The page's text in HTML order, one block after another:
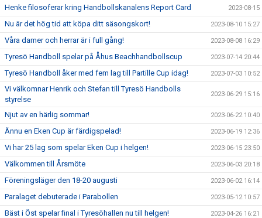
Henke filosoferar kring Handbollskanalens Report Card 2023-08-15
Nu är det hög tid att köpa ditt säsongskort! 2023-08-10 15:27
Våra damer och herrar är i full gång! 2023-08-08 16:29
Tyresö Handboll spelar på Åhus Beachhandbollscup 2023-07-14 20:44
Tyresö Handboll åker med fem lag till Partille Cup idag! 2023-07-03 10:52
Vi välkomnar Henrik och Stefan till Tyresö Handbolls
styrelse
2023-06-29 15:16
Njut av en härlig sommar! 2023-06-22 10:40
Ännu en Eken Cup är färdigspelad! 2023-06-19 12:36
Vi har 25 lag som spelar Eken Cup i helgen! 2023-06-15 23:50
Välkommen till Årsmöte 2023-06-03 20:18
Föreningsläger den 18-20 augusti 2023-06-02 16:14
Paralaget debuterade i Parabollen 2023-05-12 10:57
Bäst i Öst spelar final i Tyresöhallen nu till helgen! 2023-04-26 16:21